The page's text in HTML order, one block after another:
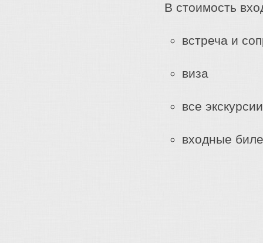
В стоимость
встреча и
виза
все
входные